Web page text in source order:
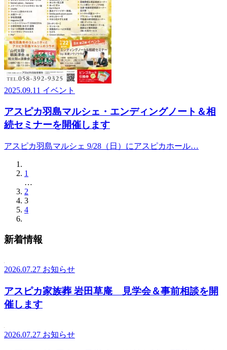
2025.09.11 イベント
アスピカ羽島マルシェ・エンディングノート＆相
続セミナーを開催します
アスピカ羽島マルシェ 9/28（日）にアスピカホール…
1
…
2
3
4
新着情報
2026.07.27 お知らせ
アスピカ家族葬 岩田草庵 見学会＆事前相談を開
催します
2026.07.27 お知らせ